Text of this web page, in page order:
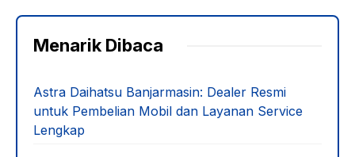
Menarik Dibaca
Astra Daihatsu Banjarmasin: Dealer Resmi
untuk Pembelian Mobil dan Layanan Service
Lengkap